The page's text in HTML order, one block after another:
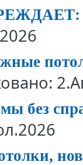
без